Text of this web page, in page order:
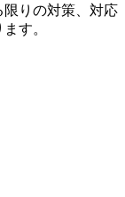
限りの対策、対応
す。